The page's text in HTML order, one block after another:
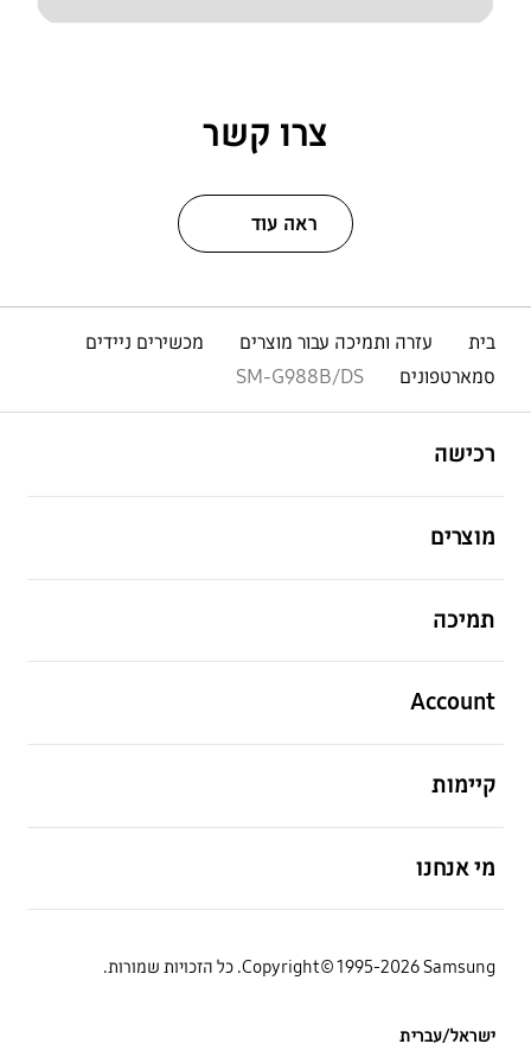
צרו קשר
ראה עוד
בית עזרה ותמיכה עבור מוצרים
מכשירים ניידים
סמארטפונים
SM-G988B/DS
רכישה
מוצרים
תמיכה
Account
קיימות
מי אנחנו
Copyright© 1995-2026 Samsung. כל הזכויות שמורות.
ישראל/עברית